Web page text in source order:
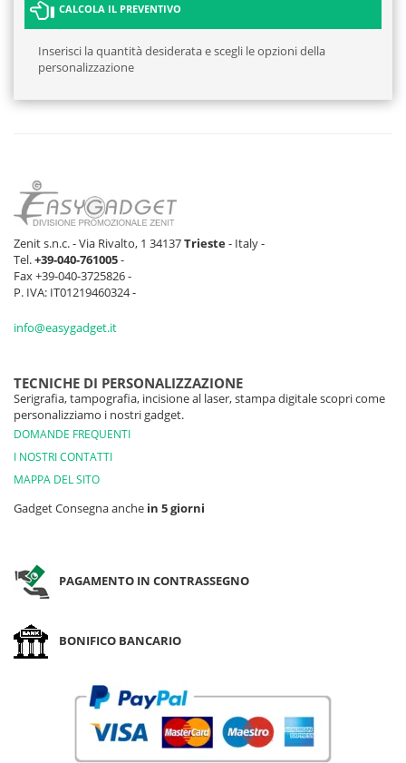
CALCOLA IL PREVENTIVO
Inserisci la quantità desiderata e scegli le opzioni della
personalizzazione
Zenit s.n.c. - Via Rivalto, 1 34137Trieste- Italy -
Tel.+39-040-761005-
Fax +39-040-3725826 -
P. IVA: IT01219460324 -
info@easygadget.it
TECNICHE DI PERSONALIZZAZIONE
Serigrafia, tampografia, incisione al laser, stampa digitale scopri come
personalizziamo i nostri gadget.
DOMANDE FREQUENTI
I NOSTRI CONTATTI
MAPPA DEL SITO
Gadget Consegna anche in 5 giorni
PAGAMENTO IN CONTRASSEGNO
BONIFICO BANCARIO